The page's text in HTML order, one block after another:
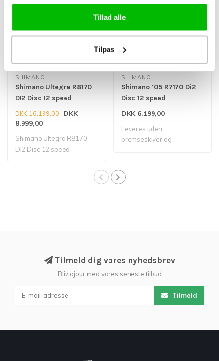
Tillad alle
Tilpas
SHIMANO
Shimano Ultegra R8170
DI2 Disc 12 speed
Geargruppe
DKK 16.199,00
DKK
8.999,00
Shimano Ultegra R8170
DI2 Disc 12 speed
SHIMANO
Shimano 105 R7170 Di2
Disc 12 speed
Geargruppe
DKK 6.199,00
Leveres uden
bremseskiver og
Tilmeld dig vores nyhedsbrev
Bliv ajour med vores seneste tilbud
Tilmeld